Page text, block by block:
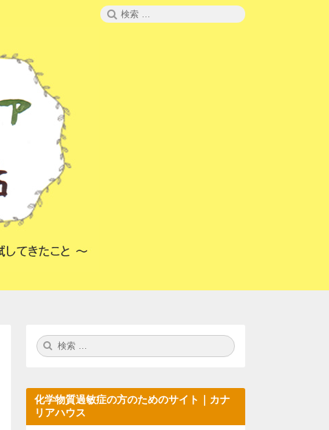
検
索:
検
索:
化学物質過敏症の方のためのサイト｜カナ
リアハウス